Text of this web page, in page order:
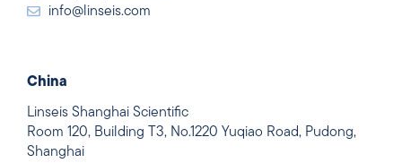
info@linseis.com
China
Linseis Shanghai Scientific
Room 120, Building T3, No.1220 Yuqiao Road, Pudong,
Shanghai